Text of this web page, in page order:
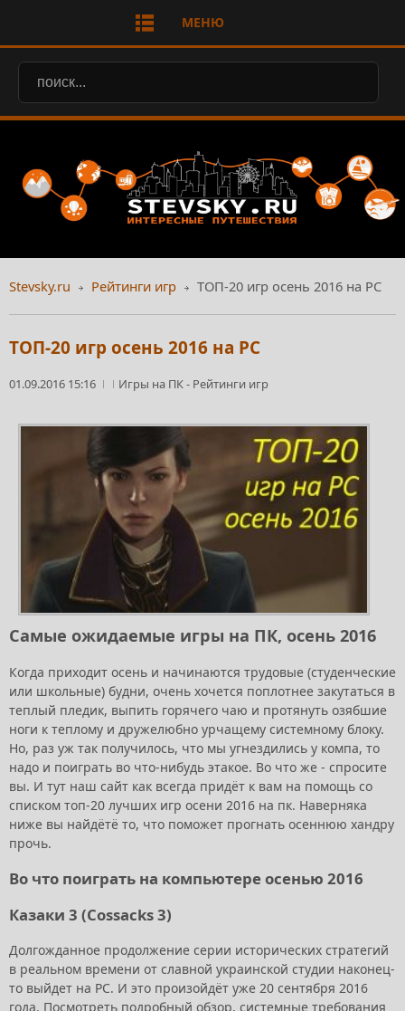
МЕНЮ
Stevsky.ru Рейтинги игр ТОП-20 игр осень 2016 на PC
ТОП-20 игр осень 2016 на PC
01.09.2016 15:16 Игры на ПК- Рейтинги игр
Самые ожидаемые игры на ПК, осень 2016
Когда приходит осень и начинаются трудовые (студенческие
или школьные) будни, очень хочется поплотнее закутаться в
теплый пледик, выпить горячего чаю и протянуть озябшие
ноги к теплому и дружелюбно урчащему системному блоку.
Но, раз уж так получилось, что мы угнездились у компа, то
надо и поиграть во что-нибудь этакое. Во что же - спросите
вы. И тут наш сайт как всегда придёт к вам на помощь со
списком топ-20 лучших игр осени 2016 на пк. Наверняка
ниже вы найдётё то, что поможет прогнать осеннюю хандру
прочь.
Во что поиграть на компьютере осенью 2016
Казаки 3 (Cossacks 3)
Долгожданное продолжение серии исторических стратегий
в реальном времени от славной украинской студии наконец-
то выйдет на PC. И это произойдёт уже 20 сентября 2016
года. Посмотреть подробный обзор, системные требования